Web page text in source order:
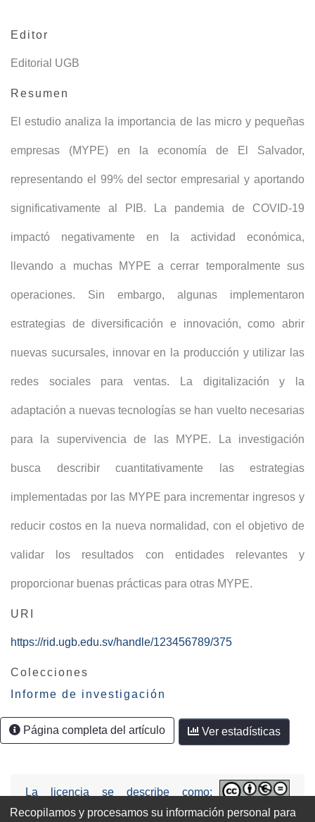
Editor
Editorial UGB
Resumen
El estudio analiza la importancia de las micro y pequeñas
empresas (MYPE) en la economía de El Salvador,
representando el 99% del sector empresarial y aportando
significativamente al PIB. La pandemia de COVID-19
impactó negativamente en la actividad económica,
llevando a muchas MYPE a cerrar temporalmente sus
operaciones. Sin embargo, algunas implementaron
estrategias de diversificación e innovación, como abrir
nuevas sucursales, innovar en la producción y utilizar las
redes sociales para ventas. La digitalización y la
adaptación a nuevas tecnologías se han vuelto necesarias
para la supervivencia de las MYPE. La investigación
busca describir cuantitativamente las estrategias
implementadas por las MYPE para incrementar ingresos y
reducir costos en la nueva normalidad, con el objetivo de
validar los resultados con entidades relevantes y
proporcionar buenas prácticas para otras MYPE.
URI
https://rid.ugb.edu.sv/handle/123456789/375
Colecciones
Informe de investigación
Página completa del artículo Ver estadísticas
La licencia se describe como:
Attribution-NonCommercial-NoDerivs
Recopilamos y procesamos su información personal para